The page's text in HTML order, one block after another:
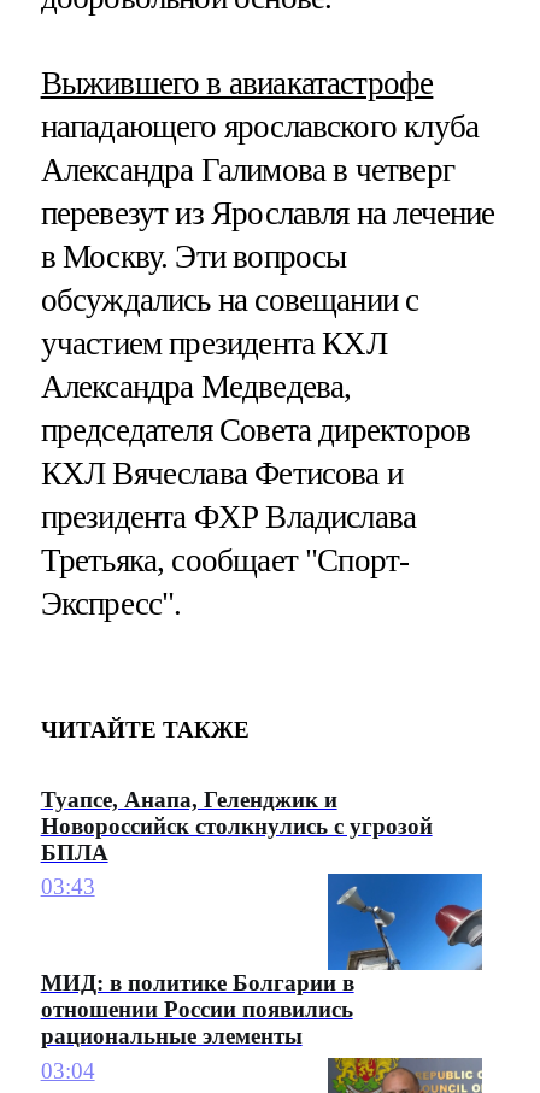
Выжившего в авиакатастрофе
нападающего ярославского клуба
Александра Галимова в четверг
перевезут из Ярославля на лечение
в Москву. Эти вопросы
обсуждались на совещании с
участием президента КХЛ
Александра Медведева,
председателя Совета директоров
КХЛ Вячеслава Фетисова и
президента ФХР Владислава
Третьяка, сообщает "Спорт-
Экспресс".
ЧИТАЙТЕ ТАКЖЕ
Туапсе, Анапа, Геленджик и
Новороссийск столкнулись с угрозой
БПЛА
03:43
МИД: в политике Болгарии в
отношении России появились
рациональные элементы
03:04